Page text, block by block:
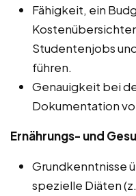
Fähigkeit, ein
Studentenjobs
führen.
Genauigkeit bei
Dokumentation
Ernährungs- und
Grundkenntnisse
spezielle Diäten